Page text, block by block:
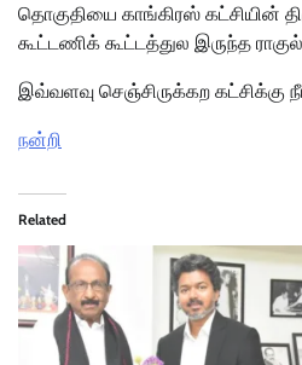
தொகுதியை காங்கிரஸ் கட்சியின்
கூட்டணிக் கூட்டத்துல இருந்த
இவ்வளவு செஞ்சிருக்கற கட்சிக்கு
நன்றி
Related